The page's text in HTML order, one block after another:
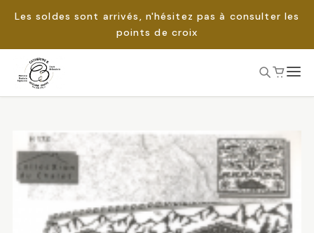
Les soldes sont arrivés, n'hésitez pas à consulter les
points de croix
Passer